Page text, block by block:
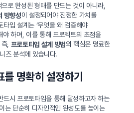
로 완성된 형태를 만드는 것이 아니라,
방향성이 설정되어야 진정한 가치를
입 설계는 ‘무엇을 왜 검증해야
야 하며, 이를 통해 프로젝트의 초점을
, 프로토타입 설계 방법의 핵심은 명료한
즈 분석에 있습니다.
를 명확히 설정하기
드시 프로토타입을 통해 달성하고자 하는
는 단순히 디자인적인 완성도를 높이는